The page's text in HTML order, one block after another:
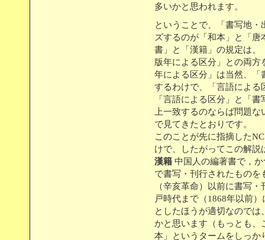
多いかと思われます。
ということで、「書写地
ズするのが「和本」と「
書」と「漢籍」の規定は、
版年による区分」との両
年による区分」は当然、「
するわけで、「言語による
「言語による区分」と「
上一致するのならば問題
で見てきたとおりです。
このことが先に指摘した
けで、したがってこの解説
漢籍 中国人の編著書で，
で書写・刊行されたものを
（辛亥革命）以前に書写
戸時代まで（1868年以前
としたほうが適切なので
かと思います（もっとも、
本」というタームをしっか